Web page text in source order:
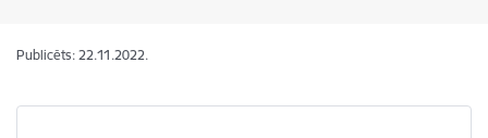
Publicēts: 22.11.2022.